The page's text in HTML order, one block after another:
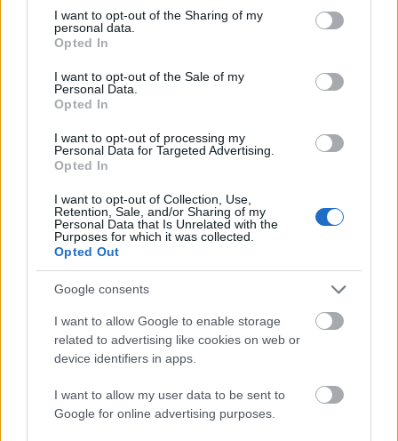
not limited to your visit or usage behaviour. You may click to
grant or deny consent to Google and its third-party tags to
use your data for below specified purposes in below Google
consent section.
I want to opt-out of the Sharing of my
personal data.
Opted In
I want to opt-out of the Sale of my
Personal Data.
Opted In
I want to opt-out of processing my
Personal Data for Targeted Advertising.
Opted In
I want to opt-out of Collection, Use,
Retention, Sale, and/or Sharing of my
Personal Data that Is Unrelated with the
Purposes for which it was collected.
Opted Out
Google consents
I want to allow Google to enable storage
related to advertising like cookies on web or
device identifiers in apps.
I want to allow my user data to be sent to
Google for online advertising purposes.
hogy filmezzen, idén két Emmy-díjat
is nyerhet – Sydney Sweeney-portré
Northfoto